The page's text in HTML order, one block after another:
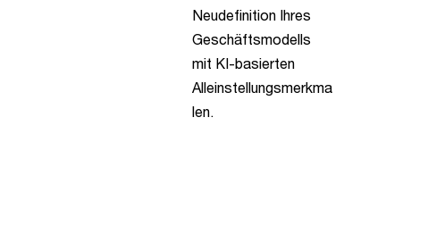
Neudefinition Ihres
Geschäftsmodells
mit KI-basierten
Alleinstellungsmerkma
len.